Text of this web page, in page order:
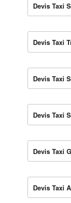
Devis Taxi
Devis Taxi
Devis Taxi
Devis Taxi
Devis Taxi
Devis Taxi